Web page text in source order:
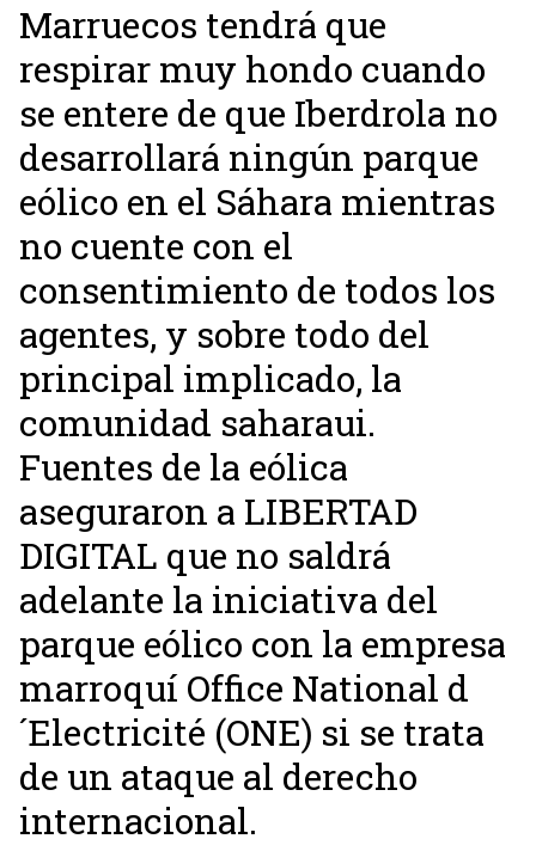
Marruecos tendrá que
respirar muy hondo cuando
se entere de que Iberdrola no
desarrollará ningún parque
eólico en el Sáhara mientras
no cuente con el
consentimiento de todos los
agentes, y sobre todo del
principal implicado, la
comunidad saharaui.
Fuentes de la eólica
aseguraron a LIBERTAD
DIGITAL que no saldrá
adelante la iniciativa del
parque eólico con la empresa
marroquí Office National d
´Electricité (ONE) si se trata
de un ataque al derecho
internacional.